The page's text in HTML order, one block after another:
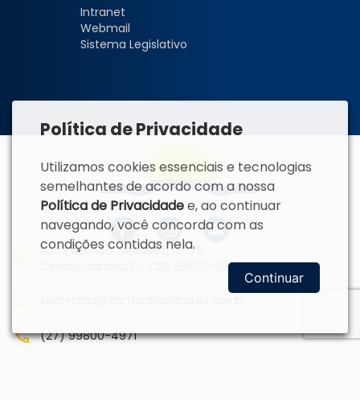
Intranet
Webmail
Sistema Legislativo
Rua Paschoal Marquez, n.º 75
Centro, Itarana/ES, CEP 29620-000
(27) 99800-4971
Política de Privacidade
Utilizamos cookies essenciais e tecnologias
semelhantes de acordo com a nossa
Política de Privacidadee, ao continuar
navegando, você concorda com as
condições contidas nela.
Continuar